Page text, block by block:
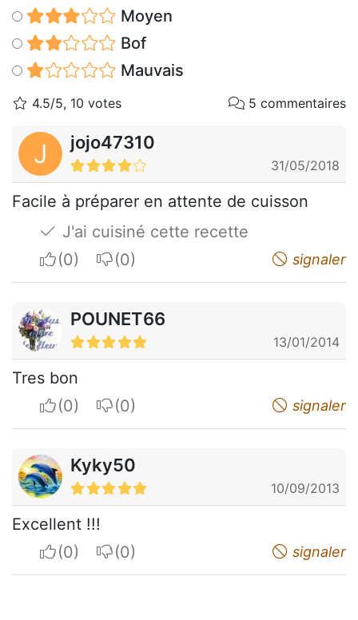
Moyen
Bof
Mauvais
4.5/5, 10 votes 5 commentaires
J jojo47310
31/05/2018
Facile à préparer en attente de cuisson
J'ai cuisiné cette recette
I apreciateI do not appreciate signaler
POUNET66
13/01/2014
Tres bon
I apreciateI do not appreciate signaler
Kyky50
10/09/2013
Excellent !!!
I apreciateI do not appreciate signaler